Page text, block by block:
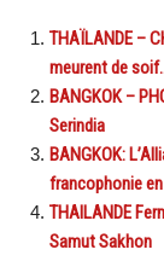
THAÏLANDE –
meurent de
BANGKOK –
Serindia
BANGKOK:
francophonie
THAILANDE
Samut Sakhon